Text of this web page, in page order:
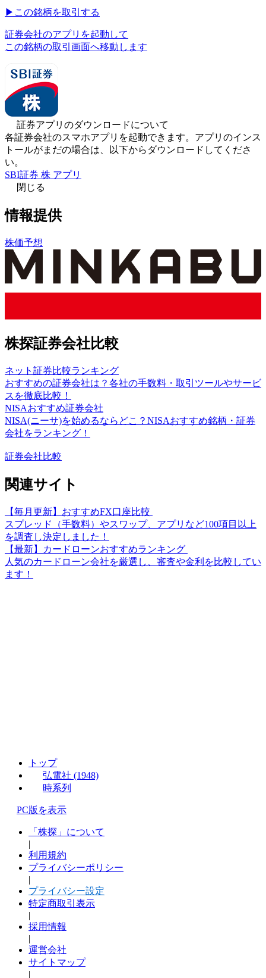
▶︎ この銘柄を取引する
証券会社のアプリを起動して
この銘柄の取引画面へ移動します
証券アプリのダウンロードについて
各証券会社のスマホアプリを起動できます。アプリのインス
トールがまだの場合は、以下からダウンロードしてくださ
い。
SBI証券 株 アプリ
閉じる
情報提供
株価予想
株探証券会社比較
ネット証券比較ランキング
おすすめの証券会社は？各社の手数料・取引ツールやサービ
スを徹底比較！
NISAおすすめ証券会社
NISA(ニーサ)を始めるならどこ？NISAおすすめ銘柄・証券
会社をランキング！
証券会社比較
関連サイト
【毎月更新】おすすめFX口座比較
スプレッド（手数料）やスワップ、アプリなど100項目以上
を調査し決定しました！
【最新】カードローンおすすめランキング
人気のカードローン会社を厳選し、審査や金利を比較してい
ます！
トップ
弘電社 (1948)
時系列
PC版を表示
「株探」について
|
利用規約
プライバシーポリシー
|
プライバシー設定
特定商取引表示
|
採用情報
|
運営会社
サイトマップ
|